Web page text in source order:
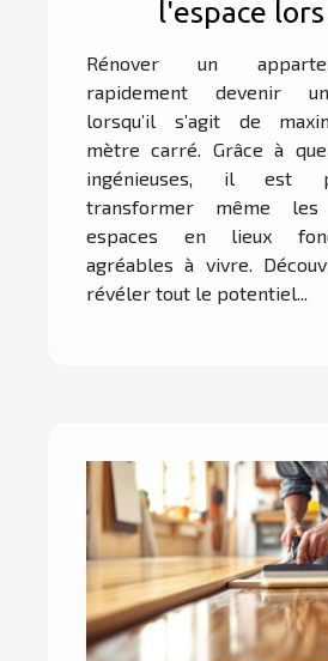
l'espace
Rénover un
rapidement devenir
lorsqu’il s’agit de
mètre carré. Grâce à
ingénieuses, il est
transformer même
espaces en lieux
agréables à vivre.
révéler tout le potentiel...